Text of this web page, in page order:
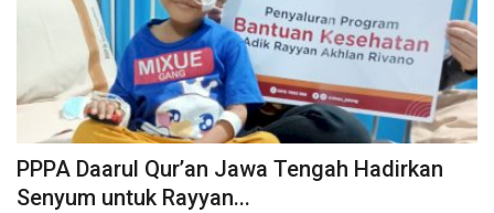
PPPA Daarul Qur’an Jawa Tengah Hadirkan
Senyum untuk Rayyan...